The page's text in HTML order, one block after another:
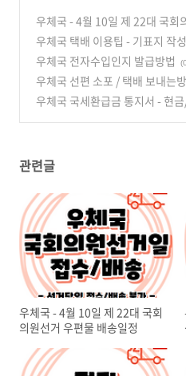
우체국 - 4월 10일 제 22대 국회
배송일정 (0)
우체국 택배 이용팁 - 기표지 작
는방법
(0)
우체국 전자수입인지 발급방법
우체국 선편 소포 / 택배 보내는
/ 조회
(0)
우체국 국세환급금 통지서 - 현
관련글
우체국 - 4월 10일 제 22대 국회
의원선거 우편물 배송일정